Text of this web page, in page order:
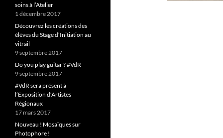
soins à l’Atelier
1 décembre 2017
Découvrez les créations des
élèves du Stage d’Initiation au
vitrail
9 septembre 2017
Do you play guitar ? #VdR
9 septembre 2017
#VdR sera présent à
l’Exposition d’Artistes
Régionaux
17 mars 2017
Nouveau ! Mosaïques sur
Photophore !